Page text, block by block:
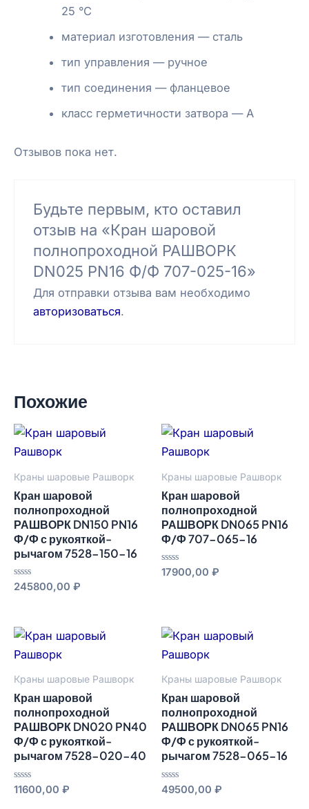
25 °С
материал изготовления — сталь
тип управления — ручное
тип соединения — фланцевое
класс герметичности затвора — А
Отзывов пока нет.
Будьте первым, кто оставил
отзыв на «Кран шаровой
полнопроходной РАШВОРК
DN025 PN16 Ф/Ф 707-025-16»
Для отправки отзыва вам необходимо
авторизоваться.
Похожие
Краны шаровые Рашворк
Кран шаровой
полнопроходной
РАШВОРК DN150 PN16
Ф/Ф с рукояткой-
рычагом 7528-150-16
Оценка
245800,00 ₽
Краны шаровые Рашворк
Кран шаровой
полнопроходной
РАШВОРК DN065 PN16
Ф/Ф 707-065-16
Оценка
17900,00 ₽
Краны шаровые Рашворк
Кран шаровой
полнопроходной
РАШВОРК DN020 PN40
Ф/Ф с рукояткой-
рычагом 7528-020-40
Оценка
11600,00 ₽
Краны шаровые Рашворк
Кран шаровой
полнопроходной
РАШВОРК DN065 PN16
Ф/Ф с рукояткой-
рычагом 7528-065-16
Оценка
49500,00 ₽